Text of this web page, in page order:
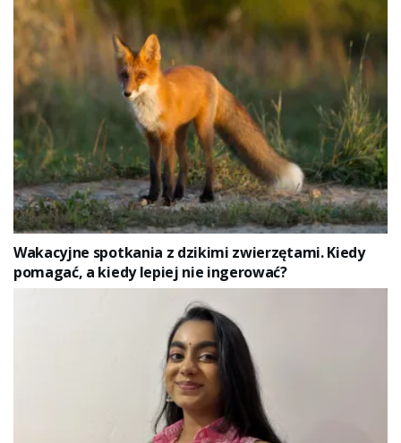
Wakacyjne spotkania z dzikimi zwierzętami. Kiedy
pomagać, a kiedy lepiej nie ingerować?